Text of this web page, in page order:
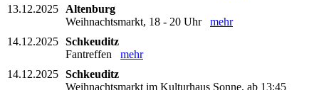
13.12.2025
Altenburg
Weihnachtsmarkt, 18 - 20 Uhr mehr
14.12.2025 Schkeuditz
Fantreffen mehr
14.12.2025 Schkeuditz
Weihnachtsmarkt im Kulturhaus Sonne, ab 13:45